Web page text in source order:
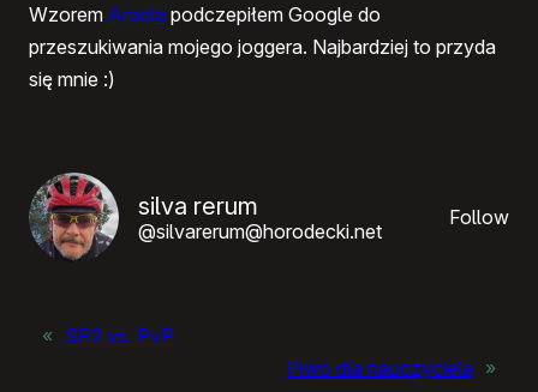
Wzorem Araela podczepiłem Google do
przeszukiwania mojego joggera. Najbardziej to przyda
się mnie :)
silva rerum
@silvarerum@horodecki.net
Follow
« SP2 vs. PvP
Piwo dla nauczyciela »